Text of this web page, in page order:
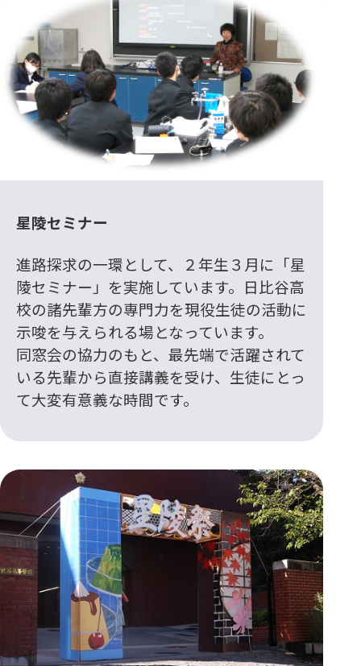
星陵セミナー
進路探求の一環として、２年生３月に「星
陵セミナー」を実施しています。日比谷高
校の諸先輩方の専門力を現役生徒の活動に
示唆を与えられる場となっています。
同窓会の協力のもと、最先端で活躍されて
いる先輩から直接講義を受け、生徒にとっ
て大変有意義な時間です。